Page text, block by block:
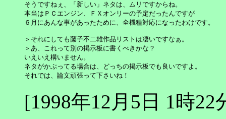
そうですねぇ、「新しい」ネタは、ムリですからね。
本当はＰＣエンジン、ＦＸオンリーの予定だったんですが
６月にあんな事があったために、全機種対応になったわけです。
＞それにしても藤子不二雄作品リストは凄いですなぁ。
＞あ、これって別の掲示板に書くべきかな？
いえいえ構いません。
ネタがかぶってる場合は、どっちの掲示板でも良いですよ。
それでは、論文頑張って下さいね！
[1998年12月5日 1時22